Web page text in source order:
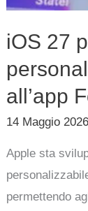
iOS 27
all’app
14 Maggio
Apple sta
permettendo